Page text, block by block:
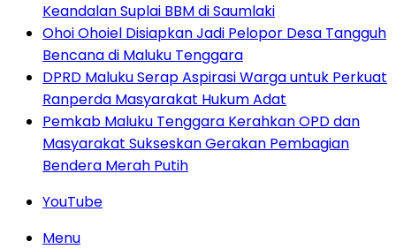
Keandalan Suplai BBM di Saumlaki
Ohoi Ohoiel Disiapkan Jadi Pelopor Desa Tangguh
Bencana di Maluku Tenggara
DPRD Maluku Serap Aspirasi Warga untuk Perkuat
Ranperda Masyarakat Hukum Adat
Pemkab Maluku Tenggara Kerahkan OPD dan
Masyarakat Sukseskan Gerakan Pembagian
Bendera Merah Putih
YouTube
Menu